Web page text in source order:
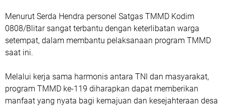
Menurut Serda Hendra personel Satgas TMMD Kodim
0808/Blitar sangat terbantu dengan keterlibatan warga
setempat, dalam membantu pelaksanaan program TMMD
saat ini.
Melalui kerja sama harmonis antara TNI dan masyarakat,
program TMMD ke-119 diharapkan dapat memberikan
manfaat yang nyata bagi kemajuan dan kesejahteraan desa